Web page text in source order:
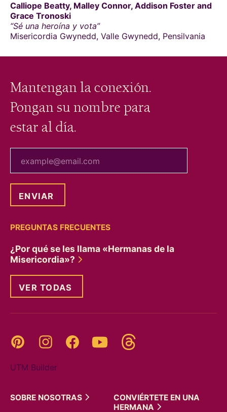
Calliope Beatty, Malley Connor, Addison Foster and
Grace Tronoski
“Sé una heroína y vota”
Misericordia Gwynedd, Valle Gwynedd, Pensilvania
Mantengan la conexión.
Pongan su nombre para
estar al día.
PREGUNTAS FRECUENTES
¿Por qué se les llama «Hermanas de la
Misericordia»?
VER TODAS
Pinterest InstagramFacebookYouTube
UTM Builder
SOBRE NOSOTRAS
CONVIÉRTETE EN UNA
HERMANA